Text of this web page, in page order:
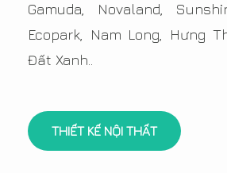
Gamuda, Novaland,
Ecopark, Nam Long, Hưng
Đất Xanh..
THIẾT KẾ NỘI THẤT